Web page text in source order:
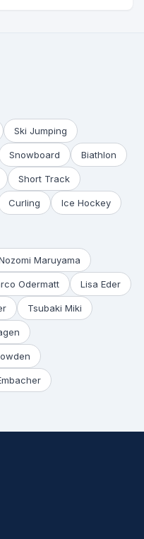
Ski Jumping
Snowboard Biathlon
Short Track
Curling Ice Hockey
Maruyama
Odermatt Lisa Eder
Tsubaki Miki